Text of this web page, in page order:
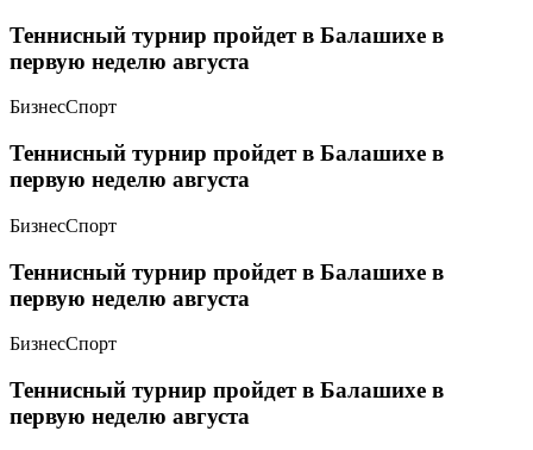
Теннисный турнир пройдет в Балашихе в
первую неделю августа
БизнесСпорт
Теннисный турнир пройдет в Балашихе в
первую неделю августа
БизнесСпорт
Теннисный турнир пройдет в Балашихе в
первую неделю августа
БизнесСпорт
Теннисный турнир пройдет в Балашихе в
первую неделю августа